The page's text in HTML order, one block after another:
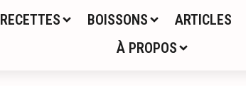
RECETTES BOISSONS ARTICLES
À PROPOS